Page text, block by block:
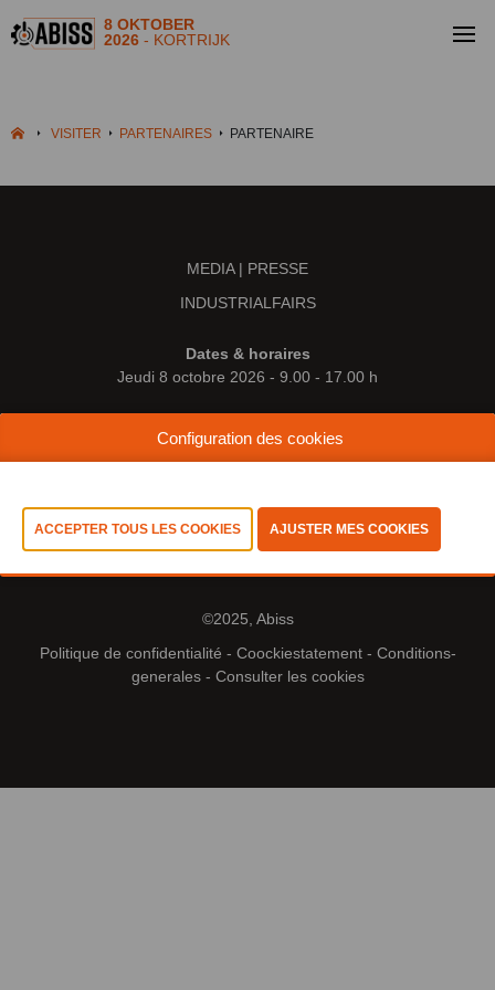
8 OKTOBER
2026- KORTRIJK
VISITER PARTENAIRES PARTENAIRE
MEDIA | PRESSE
INDUSTRIALFAIRS
Dates & horaires
Jeudi 8 octobre 2026 - 9.00 - 17.00 h
Kortrijk Xpo
©2025, Abiss
Politique de confidentialité - Coockiestatement- Conditions-
generales- Consulter les cookies
Configuration des cookies